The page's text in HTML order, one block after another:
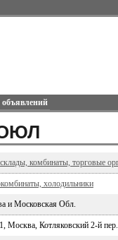
объявлений
комбинаты, торговые
холодильники
и Московская Обл.
Москва, Котляковский 2-й